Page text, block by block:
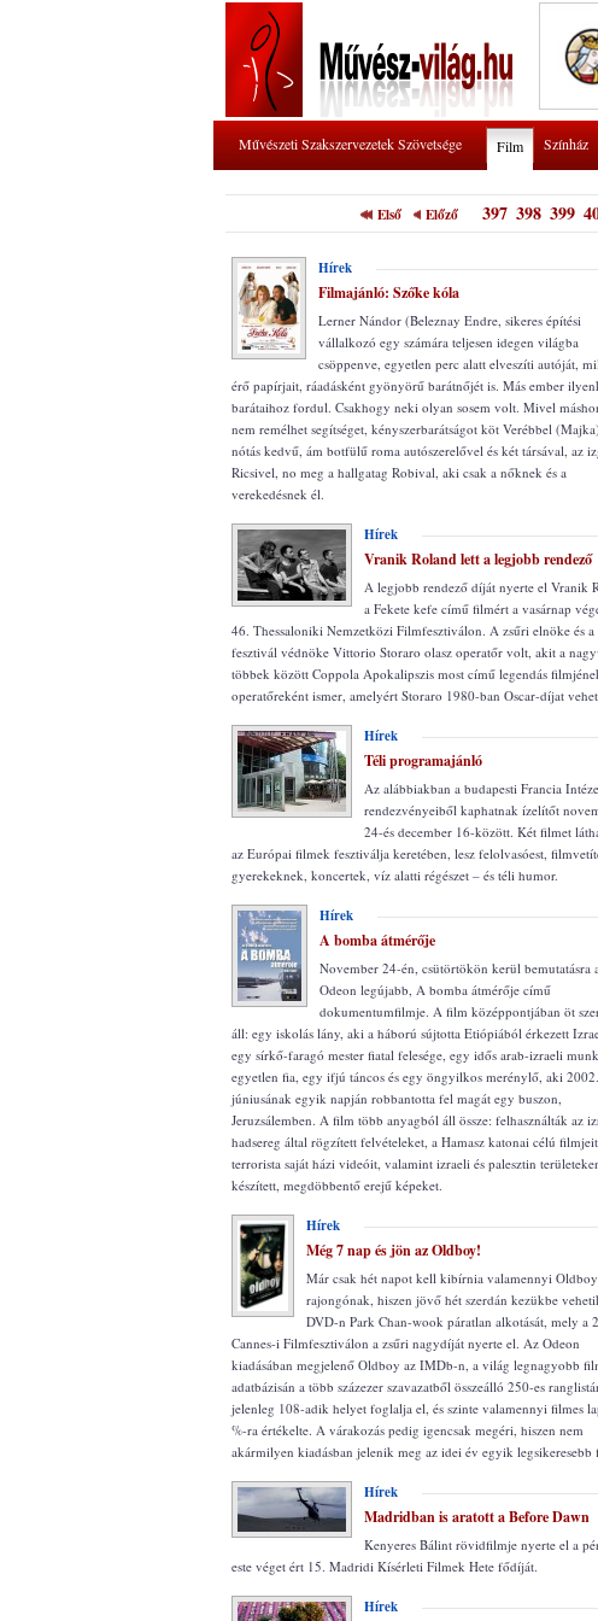
Művészeti Szakszervezetek Szövetsége Film Színház
Első Előző 397 398 399
Hírek
Filmajánló: Szőke kóla
Lerner Nándor (Beleznay Endre, sikeres építési
vállalkozó egy számára teljesen idegen világba
csöppenve, egyetlen perc alatt elveszíti autóját,
érő papírjait, ráadásként gyönyörű barátnőjét is. Más ember
barátaihoz fordul. Csakhogy neki olyan sosem volt. Mivel
nem remélhet segítséget, kényszerbarátságot köt Verébbel
nótás kedvű, ám botfülű roma autószerelővel és két társával, az
Ricsivel, no meg a hallgatag Robival, aki csak a nőknek és a
verekedésnek él.
Hírek
Vranik Roland lett a legjobb rendező
A legjobb rendező díját nyerte el Vranik
a Fekete kefe című filmért a vasárnap
46. Thessaloniki Nemzetközi Filmfesztiválon. A zsűri elnöke és a
fesztivál védnöke Vittorio Storaro olasz operatőr volt, akit a
többek között Coppola Apokalipszis most című legendás
operatőreként ismer, amelyért Storaro 1980-ban Oscar-díjat
Hírek
Téli programajánló
Az alábbiakban a budapesti Francia
rendezvényeiből kaphatnak ízelítőt
24-és december 16-között. Két filmet
az Európai filmek fesztiválja keretében, lesz felolvasóest,
gyerekeknek, koncertek, víz alatti régészet – és téli humor.
Hírek
A bomba átmérője
November 24-én, csütörtökön kerül bemutatásra
Odeon legújabb, A bomba átmérője című
dokumentumfilmje. A film középpontjában öt
áll: egy iskolás lány, aki a háború sújtotta Etiópiából érkezett
egy sírkő-faragó mester fiatal felesége, egy idős arab-izraeli
egyetlen fia, egy ifjú táncos és egy öngyilkos merénylő, aki 2002.
júniusának egyik napján robbantotta fel magát egy buszon,
Jeruzsálemben. A film több anyagból áll össze: felhasználták az
hadsereg által rögzített felvételeket, a Hamasz katonai célú
terrorista saját házi videóit, valamint izraeli és palesztin
készített, megdöbbentő erejű képeket.
Hírek
Még 7 nap és jön az Oldboy!
Már csak hét napot kell kibírnia valamennyi Oldboy
rajongónak, hiszen jövő hét szerdán kezükbe
DVD-n Park Chan-wook páratlan alkotását, mely a
Cannes-i Filmfesztiválon a zsűri nagydíját nyerte el. Az Odeon
kiadásában megjelenő Oldboy az IMDb-n, a világ legnagyobb
adatbázisán a több százezer szavazatből összeálló 250-es
jelenleg 108-adik helyet foglalja el, és szinte valamennyi filmes
%-ra értékelte. A várakozás pedig igencsak megéri, hiszen nem
akármilyen kiadásban jelenik meg az idei év egyik legsikeresebb
Hírek
Madridban is aratott a Before Dawn
Kenyeres Bálint rövidfilmje nyerte el a
este véget ért 15. Madridi Kísérleti Filmek Hete fődíját.
Hírek